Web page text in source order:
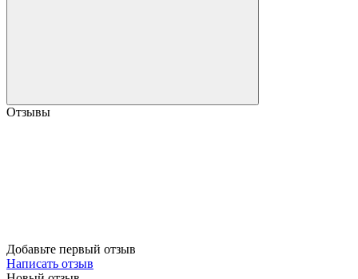
Отзывы
Добавьте первый отзыв
Написать отзыв